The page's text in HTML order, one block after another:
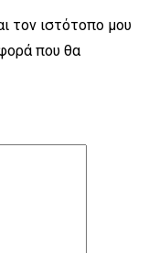
τον ιστότοπο μου
που θα